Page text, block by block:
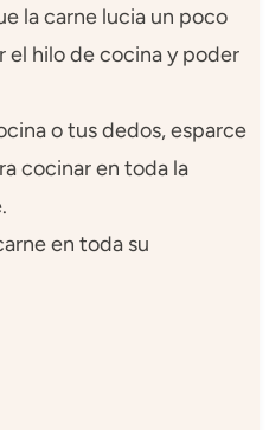
la carne lucia un poco
el hilo de cocina y poder
o tus dedos, esparce
cocinar en toda la
en toda su